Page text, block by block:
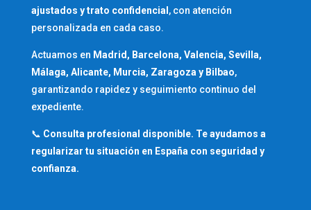
ajustados y trato confidencial , con atención
personalizada en cada caso.
Actuamos en Madrid, Barcelona, Valencia, Sevilla,
Málaga, Alicante, Murcia, Zaragoza y Bilbao,
garantizando rapidez y seguimiento continuo del
expediente.
📞 Consulta profesional disponible. Te ayudamos a
regularizar tu situación en España con seguridad y
confianza.